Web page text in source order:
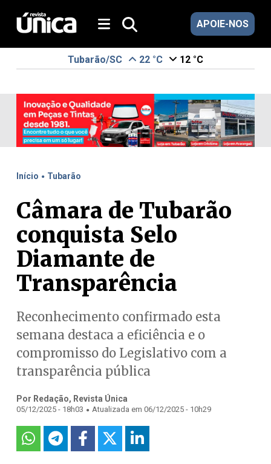
APOIE-NOS
Tubarão/SC 22 °C 12 °C
Início . Tubarão
Câmara de Tubarão
conquista Selo
Diamante de
Transparência
Reconhecimento confirmado esta
semana destaca a eficiência e o
compromisso do Legislativo com a
transparência pública
Por Redação, Revista Única
05/12/2025 - 18h03 . Atualizada em 06/12/2025 - 10h29